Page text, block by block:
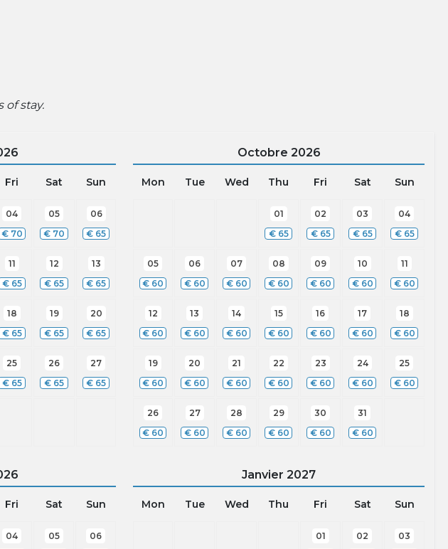
stay.
Fri Sat Sun
04
€ 70
05
€ 70
06
€ 65
11
€ 65
12
€ 65
13
€ 65
18
€ 65
19
€ 65
20
€ 65
25
€ 65
26
€ 65
27
€ 65
Octobre 2026
Mon Tue Wed Thu Fri Sat Sun
01
€ 65
02
€ 65
03
€ 65
04
€ 65
05
€ 60
06
€ 60
07
€ 60
08
€ 60
09
€ 60
10
€ 60
11
€ 60
12
€ 60
13
€ 60
14
€ 60
15
€ 60
16
€ 60
17
€ 60
18
€ 60
19
€ 60
20
€ 60
21
€ 60
22
€ 60
23
€ 60
24
€ 60
25
€ 60
26
€ 60
27
€ 60
28
€ 60
29
€ 60
30
€ 60
31
€ 60
Fri Sat Sun
04
05
06
Janvier 2027
Mon Tue Wed Thu Fri Sat Sun
01
02
03